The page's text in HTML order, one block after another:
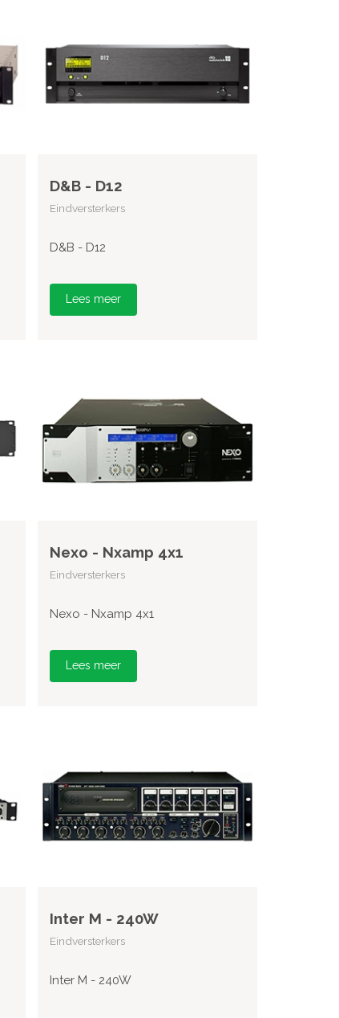
D&B - D12
Eindversterkers
D&B - D12
Lees meer
Nexo - Nxamp 4x1
Eindversterkers
Nexo - Nxamp 4x1
Lees meer
Inter M - 240W
Eindversterkers
Inter M - 240W